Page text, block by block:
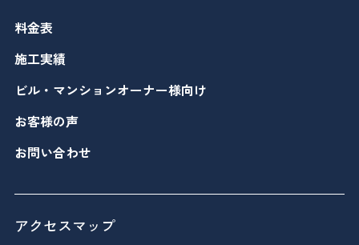
料金表
施工実績
ビル・マンションオーナー様向け
お客様の声
お問い合わせ
アクセスマップ